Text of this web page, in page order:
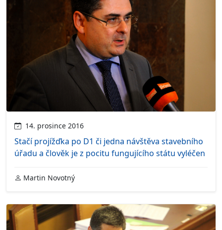
14. prosince 2016
Stačí projížďka po D1 či jedna návštěva stavebního
úřadu a člověk je z pocitu fungujícího státu vyléčen
Martin Novotný